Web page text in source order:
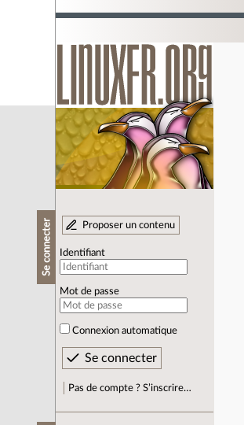
Se connecter Proposer un contenu
Identifiant
Mot de passe
Connexion automatique
Pas de compte ? S’inscrire…